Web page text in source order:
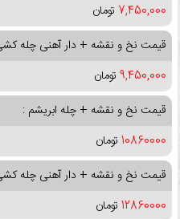
7,450,000 تومان
قیمت نخ و نقشه + دار آهنی چله
9,450,000 تومان
قیمت نخ و نقشه + چله ابریشم :
10860000 تومان
قیمت نخ و نقشه + دار آهنی چله
12860000 تومان